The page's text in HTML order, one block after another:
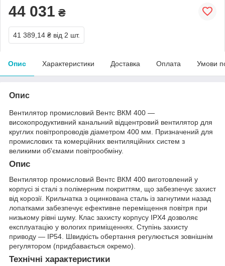
44 031 ₴
41 389,14 ₴ від 2 шт.
Опис Характеристики Доставка Оплата Умови
Опис
Вентилятор промисловий Вентс ВКМ 400 —
високопродуктивний канальний відцентровий вентилятор для
круглих повітропроводів діаметром 400 мм. Призначений для
промислових та комерційних вентиляційних систем з
великими об'ємами повітрообміну.
Опис
Вентилятор промисловий Вентс ВКМ 400 виготовлений у
корпусі зі сталі з полімерним покриттям, що забезпечує захист
від корозії. Крильчатка з оцинкована сталь із загнутими назад
лопатками забезпечує ефективне переміщення повітря при
низькому рівні шуму. Клас захисту корпусу IPX4 дозволяє
експлуатацію у вологих приміщеннях. Ступінь захисту
приводу — IP54. Швидкість обертання регулюється зовнішнім
регулятором (придбавається окремо).
Технічні характеристики